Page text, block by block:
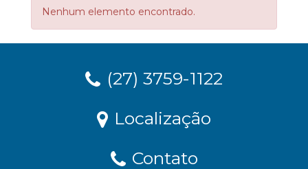
Nenhum elemento encontrado.
(27) 3759-1122
Localização
Contato